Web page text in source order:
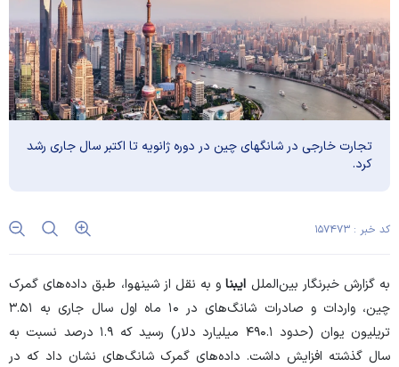
تجارت خارجی در شانگهای چین در دوره ژانویه تا اکتبر سال جاری رشد
کرد.
کد خبر : ۱۵۷۴۷۳
به گزارش خبرنگار بین‌الملل ایبنا و به نقل ازشینهوا، طبق داده‌های گمرک
چین، واردات و صادرات شانگ‌های در ۱۰ ماه اول سال جاری به ۳.۵۱
تریلیون یوان (حدود ۴۹۰.۱ میلیارد دلار) رسید که ۱.۹ درصد نسبت به
سال گذشته افزایش داشت. داده‌های گمرک شانگ‌های نشان داد که در